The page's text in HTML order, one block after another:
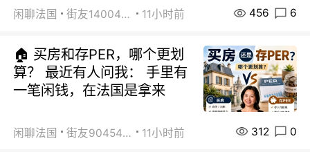
闲聊法国 街友14004820 11小时前 456 6
🏠 买房和存PER，哪个更划
算？ 最近有人问我： 手里有
一笔闲钱，在法国是拿来
闲聊法国 街友90454511 11小时前 312 0